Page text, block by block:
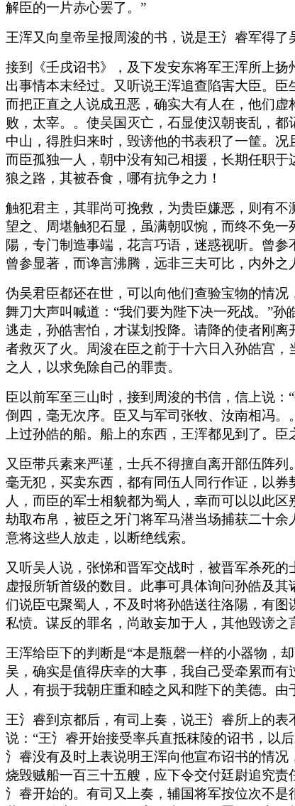
解臣的一片赤心罢了。”
王浑又向皇帝呈报周浚的书，说是王氵睿军得了
接到《壬戌诏书》，及下发安东将军王浑所上
出事情本末经过。又听说王浑追查陷害大臣。
而把正直之人说成丑恶，确实大有人在，他们
败，太宰。。使吴国灭亡，石显使汉朝丧乱，
中山，得胜归来时，毁谤他的书表积了一筐。
而臣孤独一人，朝中没有知己相援，长期任职
狼之路，其被吞食，哪有抗争之力！
触犯君主，其罪尚可挽救，为贵臣嫌恶，则有
望之、周堪触犯石显，虽满朝叹惋，而终不免
陽，专门制造事端，花言巧语，迷惑视听。曾
曾参显著，而谗言沸腾，远非三夫可比，内外
伪吴君臣都还在世，可以向他们查验宝物的情
舞刀大声叫喊道：“我们要为陛下决一死战。”
逃走，孙皓害怕，才谋划投降。请降的使者刚
者救灭了火。周浚在臣之前于十六日入孙皓宫
之人，以求免除自己的罪责。
臣以前军至三山时，接到周浚的书信，信上说
倒四，毫无次序。臣又与军司张牧、汝南相冯
上过孙皓的船。船上的东西，王浑都见到了。
又臣带兵素来严谨，士兵不得擅自离开部伍阵
毫无犯，买卖东西，都有同伍人同行作证，以
人，而臣的军士相貌都为蜀人，幸而可以以此
劫取布帛，被臣之牙门将军马潜当场捕获二十
意将这些人放走，以断绝线索。
又听吴人说，张悌和晋军交战时，被晋军杀死
虚报所斩首级的数目。此事可具体询问孙皓及
们说臣屯聚蜀人，不及时将孙皓送往洛陽，有
私愤。谋反的罪名，尚敢妄加于人，其他毁谤之
王浑给臣下的判断是“本是瓶磬一样的小器物，
吴，确实是值得庆幸的大事，我自己受牵累而
人，有损于我朝庄重和睦之风和陛下的美德。
王氵睿到京都后，有司上奏，说王氵睿所上的
说：“王氵睿开始接受率兵直抵秣陵的诏书，以
氵睿没有及时上表说明王浑向他宣布诏书的情
烧毁贼船一百三十五艘，应下令交付廷尉追究
氵睿开始的。有司又上奏，辅国将军按位次不